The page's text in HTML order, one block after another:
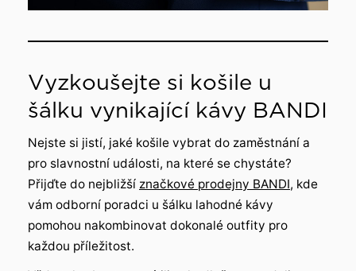
Vyzkoušejte si košile u
šálku vynikající kávy BANDI
Nejste si jistí, jaké košile vybrat do zaměstnání a
pro slavnostní události, na které se chystáte?
Přijďte do nejbližší značkové prodejny BANDI, kde
vám odborní poradci u šálku lahodné kávy
pomohou nakombinovat dokonalé outfity pro
každou příležitost.